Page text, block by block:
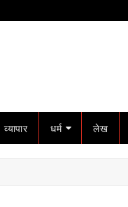
व्यापार धर्म लेख